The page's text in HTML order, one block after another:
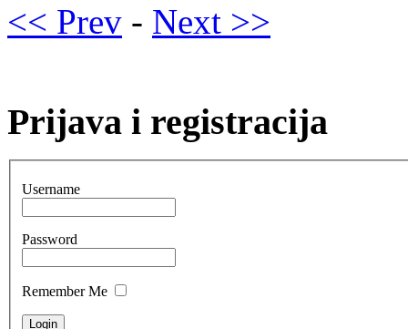
<< Prev - Next >>
Prijava i registracija
Username
Password
Remember Me